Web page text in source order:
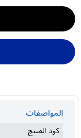
المواصفات
كود المنتج